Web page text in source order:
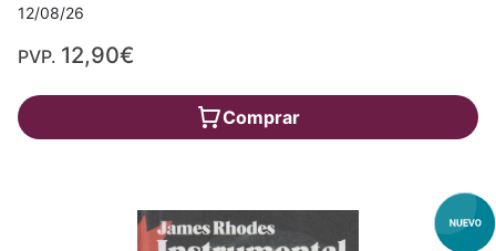
12/08/26
PVP. 12,90€
Comprar